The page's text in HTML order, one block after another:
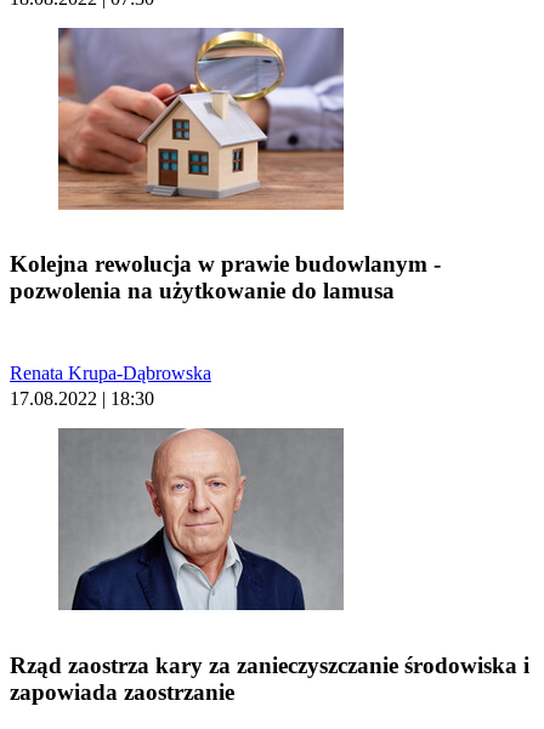
Kolejna rewolucja w prawie budowlanym -
pozwolenia na użytkowanie do lamusa
Renata Krupa-Dąbrowska
17.08.2022 | 18:30
Rząd zaostrza kary za zanieczyszczanie środowiska i
zapowiada zaostrzanie